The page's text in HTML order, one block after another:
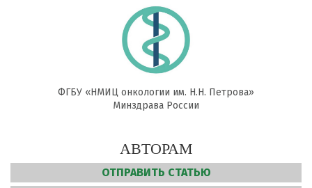
ФГБУ «НМИЦ онкологии им. Н.Н. Петрова»
Минздрава России
АВТОРАМ
ОТПРАВИТЬ СТАТЬЮ